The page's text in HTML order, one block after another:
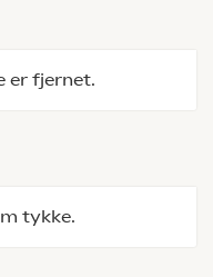
er fjernet.
tykke.